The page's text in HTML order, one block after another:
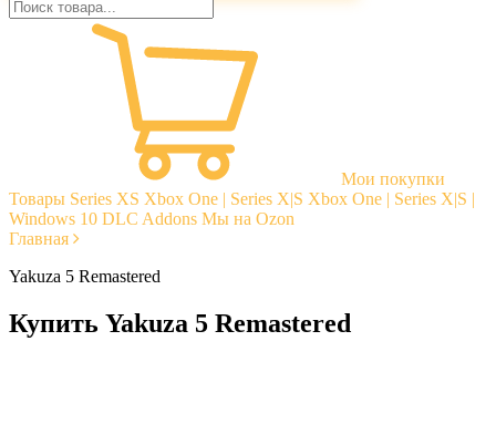
Мои покупки
Товары Series XS Xbox One | Series X|S Xbox One | Series X|S |
Windows 10 DLC Addons Мы на Ozon
Главная
Yakuza 5 Remastered
Купить Yakuza 5 Remastered